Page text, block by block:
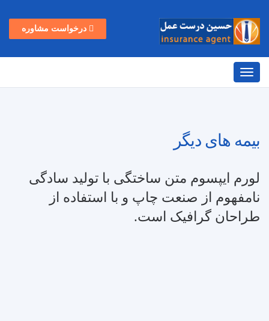
درخواست مشاوره
بیمه های دیگر
لورم ایپسوم متن ساختگی با تولید سادگی
نامفهوم از صنعت چاپ و با استفاده از
طراحان گرافیک است.